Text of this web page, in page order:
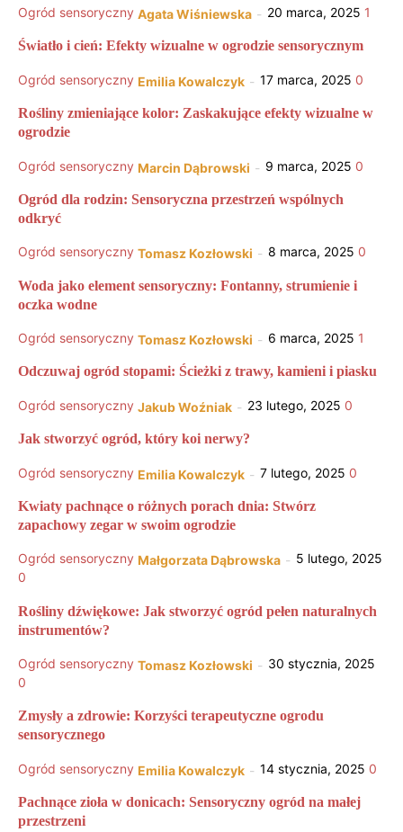
Ogród sensoryczny Agata Wiśniewska - 20 marca, 2025 1
Światło i cień: Efekty wizualne w ogrodzie sensorycznym
Ogród sensoryczny Emilia Kowalczyk - 17 marca, 2025 0
Rośliny zmieniające kolor: Zaskakujące efekty wizualne w
ogrodzie
Ogród sensoryczny Marcin Dąbrowski - 9 marca, 2025 0
Ogród dla rodzin: Sensoryczna przestrzeń wspólnych
odkryć
Ogród sensoryczny Tomasz Kozłowski - 8 marca, 2025 0
Woda jako element sensoryczny: Fontanny, strumienie i
oczka wodne
Ogród sensoryczny Tomasz Kozłowski - 6 marca, 2025 1
Odczuwaj ogród stopami: Ścieżki z trawy, kamieni i piasku
Ogród sensoryczny Jakub Woźniak - 23 lutego, 2025 0
Jak stworzyć ogród, który koi nerwy?
Ogród sensoryczny Emilia Kowalczyk - 7 lutego, 2025 0
Kwiaty pachnące o różnych porach dnia: Stwórz
zapachowy zegar w swoim ogrodzie
Ogród sensoryczny Małgorzata Dąbrowska - 5 lutego, 2025
0
Rośliny dźwiękowe: Jak stworzyć ogród pełen naturalnych
instrumentów?
Ogród sensoryczny Tomasz Kozłowski - 30 stycznia, 2025
0
Zmysły a zdrowie: Korzyści terapeutyczne ogrodu
sensorycznego
Ogród sensoryczny Emilia Kowalczyk - 14 stycznia, 2025 0
Pachnące zioła w donicach: Sensoryczny ogród na małej
przestrzeni